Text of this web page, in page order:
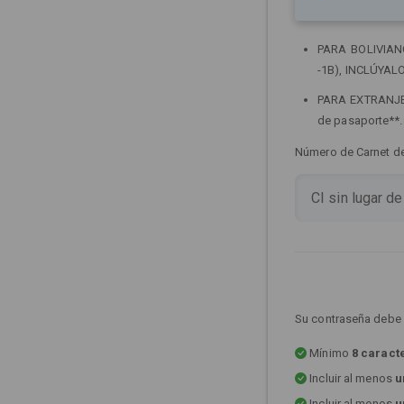
PARA
-1B),
PARA
de pasaporte**.
Número de Carnet
Su contraseña
Mínimo 8
Incluir al menos